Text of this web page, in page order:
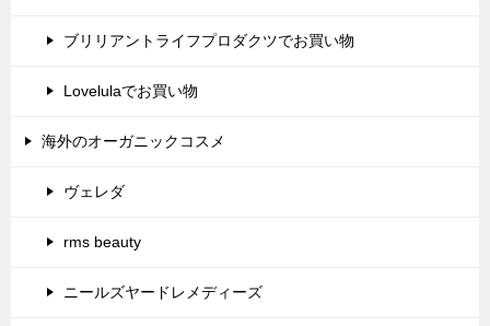
ブリリアントライフプロダクツでお買い物
Lovelulaでお買い物
海外のオーガニックコスメ
ヴェレダ
rms beauty
ニールズヤードレメディーズ